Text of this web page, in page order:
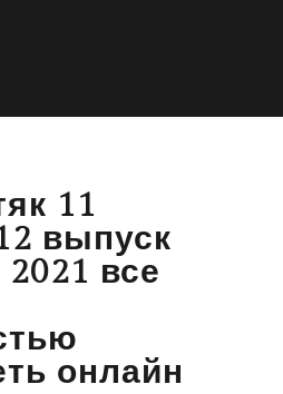
11
выпуск
все
онлайн